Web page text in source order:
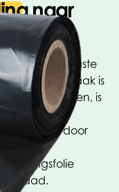
naar
als vaste
100% opaak is
grondstoffen, is
de
Hierdoor
uw teelt